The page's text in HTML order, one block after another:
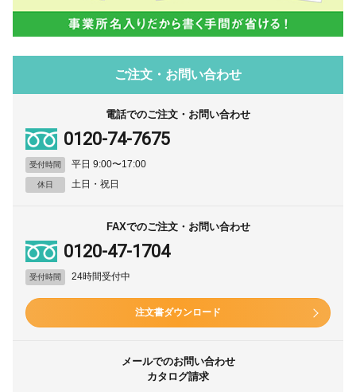
ご注文・お問い合わせ
電話でのご注文・お問い合わせ
0120-74-7675
受付時間 平日 9:00〜17:00
休日 土日・祝日
FAXでのご注文・お問い合わせ
0120-47-1704
受付時間 24時間受付中
注文書ダウンロード
メールでのお問い合わせ
カタログ請求